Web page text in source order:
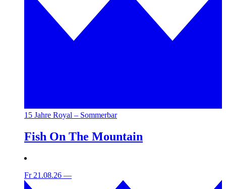
15 Jahre Royal – Sommerbar
Fish On The Mountain
Fr 21.08.26 —